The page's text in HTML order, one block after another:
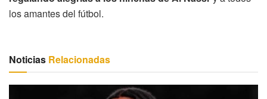
los amantes del fútbol.
Noticias Relacionadas